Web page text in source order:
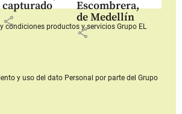
capturado
share
Escombrera,
de Medellín
share
condiciones productos y serviciosGrupo EL
y uso del dato Personal por parte del Grupo